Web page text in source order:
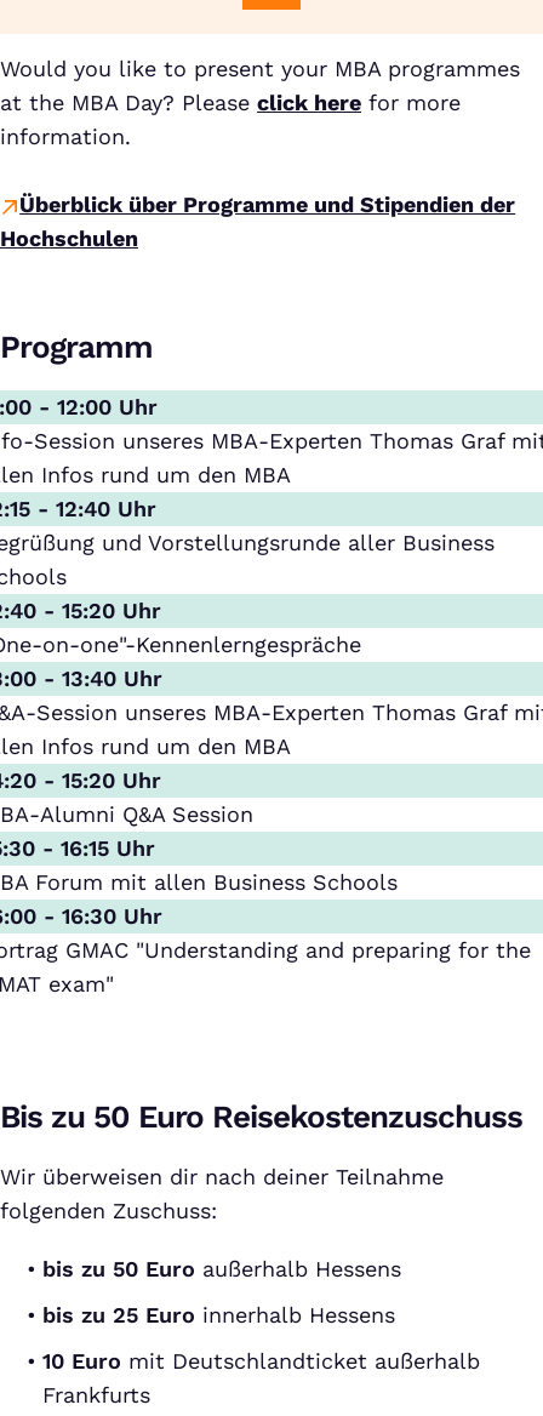
Would you like to present your MBA programmes
at the MBA Day? Please click here for more
information.
Überblick über Programme und Stipendien der
Hochschulen
Programm
- 12:00 Uhr
Session unseres MBA-Experten Thomas Graf
Infos rund um den MBA
- 12:40 Uhr
und Vorstellungsrunde aller Business
- 15:20 Uhr
on-one"-Kennenlerngespräche
- 13:40 Uhr
Session unseres MBA-Experten Thomas Graf
Infos rund um den MBA
- 15:20 Uhr
Alumni Q&A Session
- 16:15 Uhr
Forum mit allen Business Schools
- 16:30 Uhr
GMAC "Understanding and preparing for the
exam"
Bis zu 50 Euro Reisekostenzuschuss
Wir überweisen dir nach deiner Teilnahme
folgenden Zuschuss:
bis zu 50 Euro außerhalb Hessens
bis zu 25 Euro innerhalb Hessens
10 Euro mit Deutschlandticket außerhalb
Frankfurts